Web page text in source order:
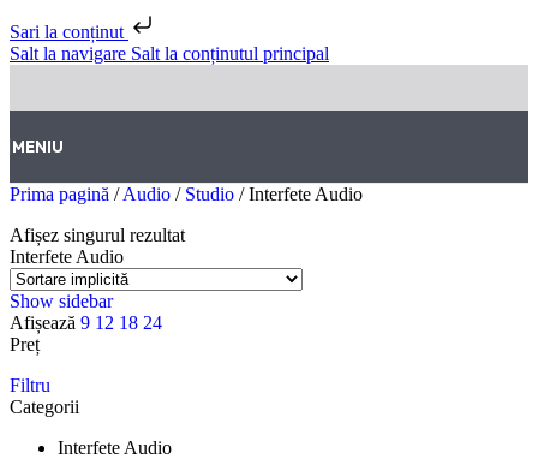
Sari la conținut
Salt la navigare Salt la conținutul principal
MENIU
Prima pagină / Audio / Studio / Interfete Audio
Afișez singurul rezultat
Interfete Audio
Show sidebar
Afișează 9 12 18 24
Preț
Filtru
Categorii
Interfete Audio